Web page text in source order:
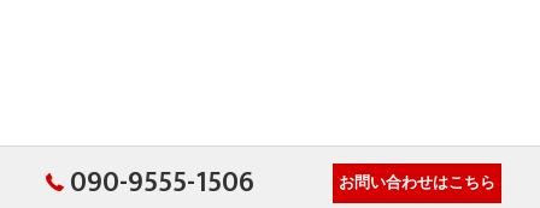
090-9555-1506 お問い合わせはこちら